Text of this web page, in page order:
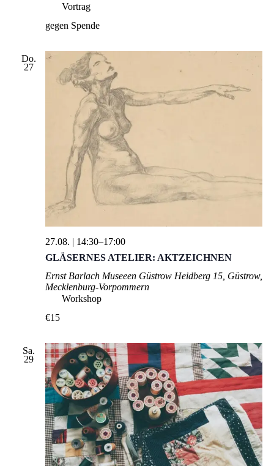
Vortrag
gegen Spende
Do.
27
GLÄSERNES ATELIER: AKTZEICHNEN
27.08. | 14:30–17:00
Ernst Barlach Museeen Güstrow Heidberg 15, Güstrow,
Mecklenburg-Vorpommern
Workshop
€15
Sa.
29